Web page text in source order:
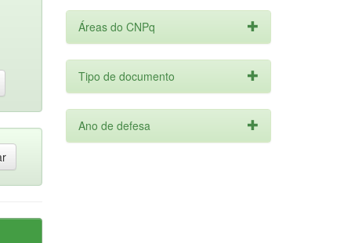
Áreas do CNPq
Tipo de documento
Ano de defesa